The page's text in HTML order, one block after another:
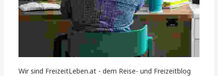
Wir sind FreizeitLeben.at - dem Reise- und Freizeitblog